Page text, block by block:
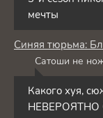
мечты
Сатоши не
Какого хуя,
НЕВЕРОЯТНО